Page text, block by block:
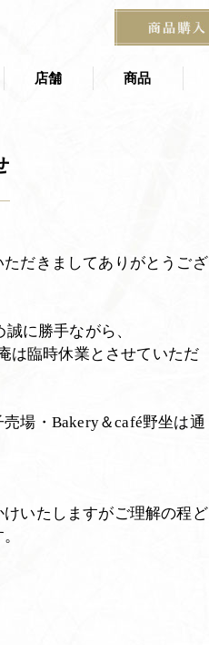
店舗 商品
お知らせ一覧
だきましてありがとうござ
に勝手ながら、
は臨時休業とさせていただ
場・Bakery＆café野坐は通
いたしますがご理解の程ど